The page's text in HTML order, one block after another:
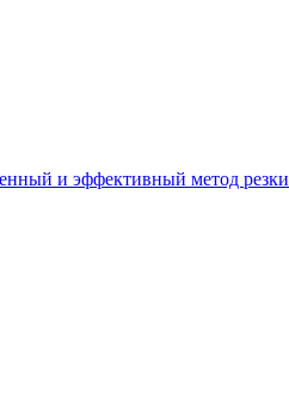
и эффективный метод резки